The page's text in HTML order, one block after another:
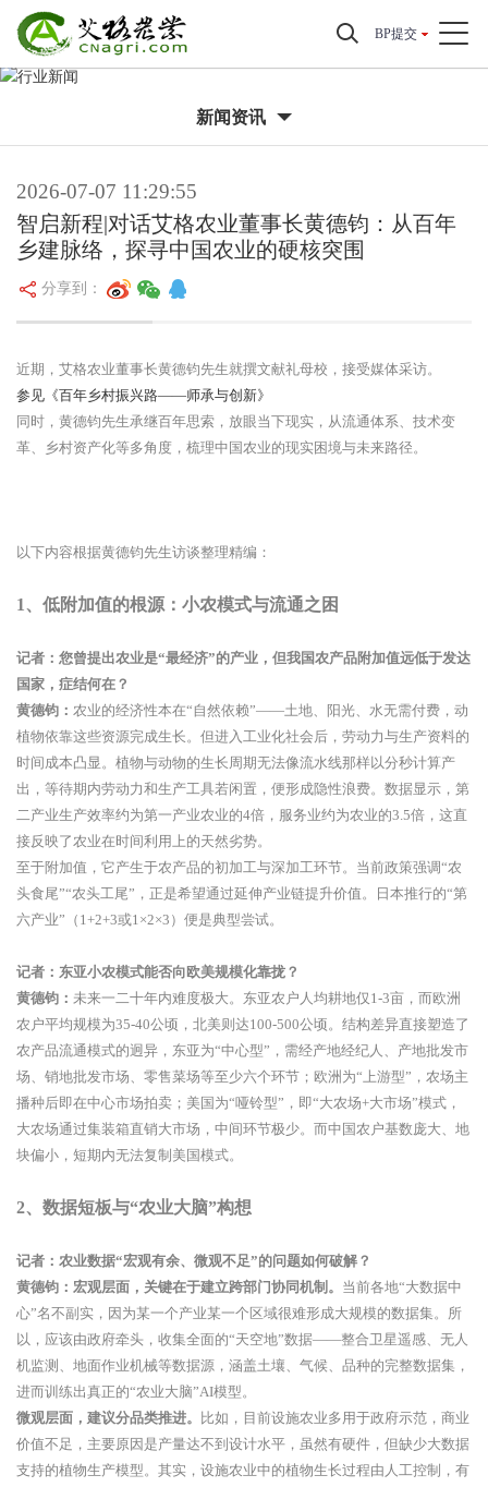
BP提交
新闻资讯
2026-07-07 11:29:55
智启新程|对话艾格农业董事长黄德钧：从百年
乡建脉络，探寻中国农业的硬核突围
分享到：
近期，艾格农业董事长黄德钧先生就撰文献礼母校，接受媒体采访。
参见《百年乡村振兴路——师承与创新》
同时，黄德钧先生承继百年思索，放眼当下现实，从流通体系、技术变
革、乡村资产化等多角度，梳理中国农业的现实困境与未来路径。
以下内容根据黄德钧先生访谈整理精编：
1、低附加值的根源：小农模式与流通之困
记者：您曾提出农业是“最经济”的产业，但我国农产品附加值远低于发达
国家，症结何在？
黄德钧： 农业的经济性本在“自然依赖”——土地、阳光、水无需付费，动
植物依靠这些资源完成生长。但进入工业化社会后，劳动力与生产资料的
时间成本凸显。植物与动物的生长周期无法像流水线那样以分秒计算产
出，等待期内劳动力和生产工具若闲置，便形成隐性浪费。数据显示，第
二产业生产效率约为第一产业农业的4倍，服务业约为农业的3.5倍，这直
接反映了农业在时间利用上的天然劣势。
至于附加值，它产生于农产品的初加工与深加工环节。当前政策强调“农
头食尾”“农头工尾”，正是希望通过延伸产业链提升价值。日本推行的“第
六产业”（1+2+3或1×2×3）便是典型尝试。
记者：东亚小农模式能否向欧美规模化靠拢？
黄德钧： 未来一二十年内难度极大。东亚农户人均耕地仅1-3亩，而欧洲
农户平均规模为35-40公顷，北美则达100-500公顷。结构差异直接塑造了
农产品流通模式的迥异，东亚为“中心型”，需经产地经纪人、产地批发市
场、销地批发市场、零售菜场等至少六个环节；欧洲为“上游型”，农场主
播种后即在中心市场拍卖；美国为“哑铃型”，即“大农场+大市场”模式，
大农场通过集装箱直销大市场，中间环节极少。而中国农户基数庞大、地
块偏小，短期内无法复制美国模式。
2、 数据短板与“农业大脑”构想
记者：农业数据“宏观有余、微观不足”的问题如何破解？
黄德钧： 宏观层面，关键在于建立跨部门协同机制。 当前各地“大数据中
心”名不副实，因为某一个产业某一个区域很难形成大规模的数据集。所
以，应该由政府牵头，收集全面的“天空地”数据——整合卫星遥感、无人
机监测、地面作业机械等数据源，涵盖土壤、气候、品种的完整数据集，
进而训练出真正的“农业大脑”AI模型。
微观层面，建议分品类推进。
比如，目前设施农业多用于政府示范，商业
价值不足，主要原因是产量达不到设计水平，虽然有硬件，但缺少大数据
支持的植物生产模型。其实，设施农业中的植物生长过程由人工控制，有